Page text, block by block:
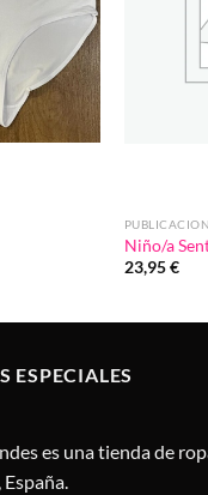
Niño/a
23,95€
ESPECIALES
es una tienda de